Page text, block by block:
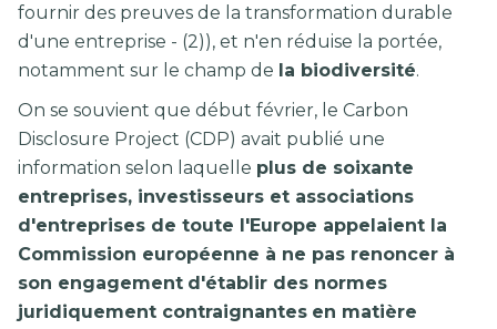
fournir des preuves de la transformation durable
d'une entreprise - (2)), et n'en réduise la portée,
notamment sur le champ de la biodiversité.
On se souvient que début février, le Carbon
Disclosure Project (CDP) avait publié une
information selon laquelle plus de soixante
entreprises, investisseurs et associations
d'entreprises de toute l'Europe appelaient la
Commission européenne à ne pas renoncer à
son engagement d'établir des normes
juridiquement contraignantes en matière